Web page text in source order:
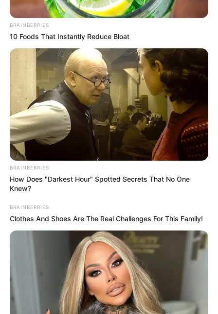
BRAINBERRIES
10 Foods That Instantly Reduce Bloat
BRAINBERRIES
How Does "Darkest Hour" Spotted Secrets That No One
Knew?
BRAINBERRIES
Clothes And Shoes Are The Real Challenges For This Family!